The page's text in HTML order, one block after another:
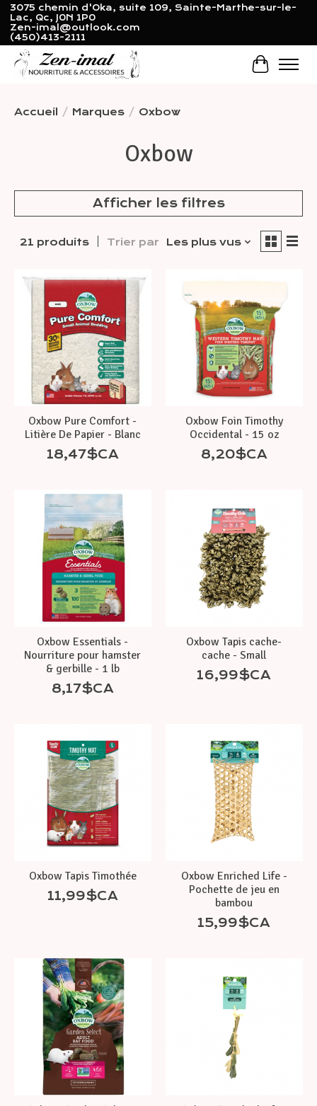
3075 chemin d'Oka, suite 109, Sainte-Marthe-sur-le-
Lac, Qc, J0N 1P0
Zen-imal@outlook.com
(450)413-2111
Panier
Accueil / Marques / Oxbow
Oxbow
Afficher les filtres
21 produits Trier par Les plus vus
Oxbow Pure Comfort -
Litière De Papier - Blanc
18,47$CA
Oxbow Foin Timothy
Occidental - 15 oz
8,20$CA
Oxbow Essentials -
Nourriture pour hamster
& gerbille - 1 lb
8,17$CA
Oxbow Tapis cache-
cache - Small
16,99$CA
Oxbow Tapis Timothée
11,99$CA
Oxbow Enriched Life -
Pochette de jeu en
bambou
15,99$CA